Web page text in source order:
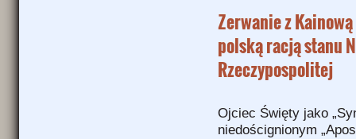
Zerwanie z
polską racją stanu
Rzeczypospolitej
Ojciec Święty jako
niedoścignionym